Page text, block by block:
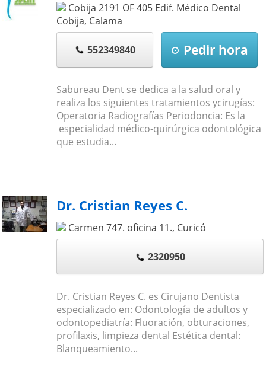
Cobija 2191 OF 405 Edif. Médico Dental
Cobija, Calama
552349840 Pedir hora
Sabureau Dent se dedica a la salud oral y
realiza los siguientes tratamientos ycirugías:
Operatoria Radiografías Periodoncia: Es la
especialidad médico-quirúrgica odontológica
que estudia...
Dr. Cristian Reyes C.
Carmen 747. oficina 11., Curicó
2320950
Dr. Cristian Reyes C. es Cirujano Dentista
especializado en: Odontología de adultos y
odontopediatría: Fluoración, obturaciones,
profilaxis, limpieza dental Estética dental:
Blanqueamiento...